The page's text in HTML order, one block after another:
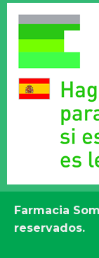
Farmacia
reservados.